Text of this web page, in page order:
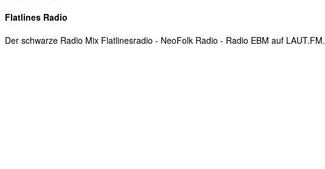
Flatlines Radio
Der schwarze Radio Mix Flatlinesradio - NeoFolk Radio - Radio EBM auf LAUT.FM.